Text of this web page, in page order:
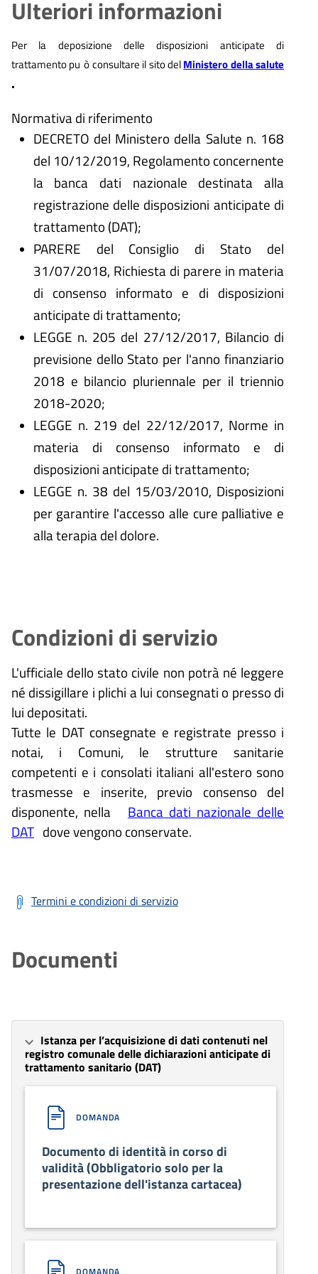
Ulteriori informazioni
Per la deposizione delle disposizioni anticipate di
trattamento pu òconsultare il sito delMinistero della salute
.
Normativa di riferimento
DECRETO del Ministero della Salute n. 168
del 10/12/2019, Regolamento concernente
la banca dati nazionale destinata alla
registrazione delle disposizioni anticipate di
trattamento (DAT);
PARERE del Consiglio di Stato del
31/07/2018, Richiesta di parere in materia
di consenso informato e di disposizioni
anticipate di trattamento;
LEGGE n. 205 del 27/12/2017, Bilancio di
previsione dello Stato per l'anno finanziario
2018 e bilancio pluriennale per il triennio
2018-2020;
LEGGE n. 219 del 22/12/2017, Norme in
materia di consenso informato e di
disposizioni anticipate di trattamento;
LEGGE n. 38 del 15/03/2010, Disposizioni
per garantire l'accesso alle cure palliative e
alla terapia del dolore.
Condizioni di servizio
L'ufficiale dello stato civile non potrà né leggere
né dissigillare i plichi a lui consegnati o presso di
lui depositati.
Tutte le DAT consegnate e registrate presso i
notai, i Comuni, le strutture sanitarie
competenti e i consolati italiani all'estero sono
trasmesse e inserite, previo consenso del
disponente, nella Banca dati nazionale delle
DAT dove vengono conservate.
Termini e condizioni di servizio
Documenti
Istanza per l’acquisizione di dati contenuti nel
registro comunale delle dichiarazioni anticipate di
trattamento sanitario (DAT)
DOMANDA
Documento di identità in corso di
validità (Obbligatorio solo per la
presentazione dell'istanza cartacea)